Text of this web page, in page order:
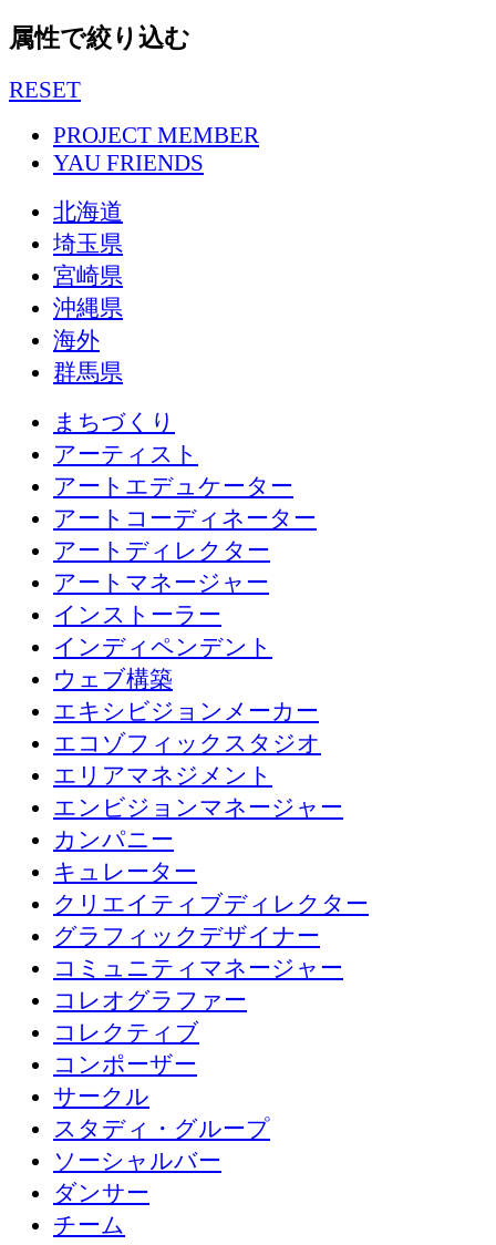
属性で絞り込む
RESET
PROJECT MEMBER
YAU FRIENDS
北海道
埼玉県
宮崎県
沖縄県
海外
群馬県
まちづくり
アーティスト
アートエデュケーター
アートコーディネーター
アートディレクター
アートマネージャー
インストーラー
インディペンデント
ウェブ構築
エキシビジョンメーカー
エコゾフィックスタジオ
エリアマネジメント
エンビジョンマネージャー
カンパニー
キュレーター
クリエイティブディレクター
グラフィックデザイナー
コミュニティマネージャー
コレオグラファー
コレクティブ
コンポーザー
サークル
スタディ・グループ
ソーシャルバー
ダンサー
チーム